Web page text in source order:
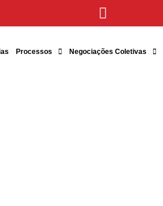
Processos Negociações Coletivas